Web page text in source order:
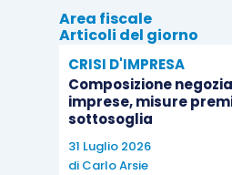
significativa con gli
canali digitali
lungo termine
Commissione;
la seconda
richieste di
Area fiscale
Articoli del giorno
CRISI D'IMPRESA
Composizione
imprese, misure
sottosoglia
31 Luglio 2026
di Carlo Arsie